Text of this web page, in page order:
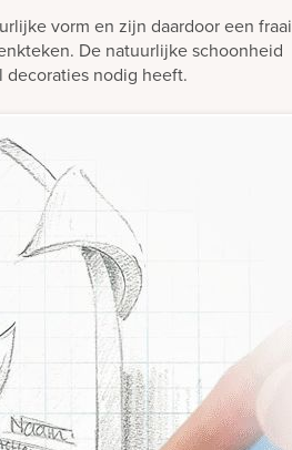
vorm en zijn daardoor een fraai
De natuurlijke schoonheid
decoraties nodig heeft.